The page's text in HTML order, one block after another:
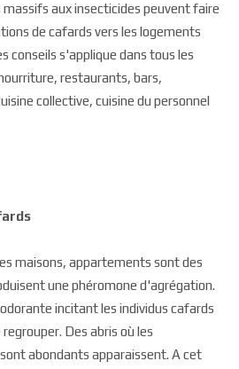
aux insecticides peuvent faire
de cafards vers les logements
conseils s'applique dans tous les
restaurants, bars,
collective, cuisine du personnel
maisons, appartements sont des
une phéromone d'agrégation.
incitant les individus cafards
Des abris où les
abondants apparaissent. A cet